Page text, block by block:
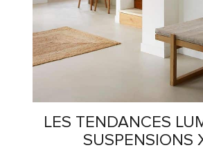
LES TENDANCES
SUSPENSIONS